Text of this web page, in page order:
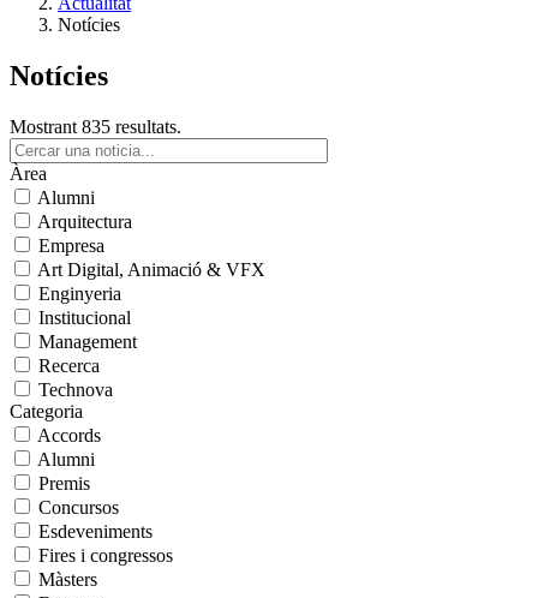
Notícies
Notícies
Mostrant 835 resultats.
Àrea
Alumni
Arquitectura
Empresa
Art Digital, Animació & VFX
Enginyeria
Institucional
Management
Recerca
Technova
Categoria
Accords
Alumni
Premis
Concursos
Esdeveniments
Fires i congressos
Màsters